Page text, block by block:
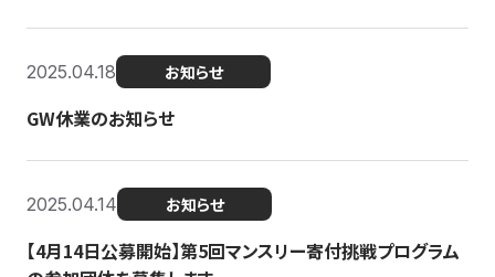
2025.04.18 お知らせ
GW休業のお知らせ
2025.04.14 お知らせ
【4月14日公募開始】第5回マンスリー寄付挑戦プログラム